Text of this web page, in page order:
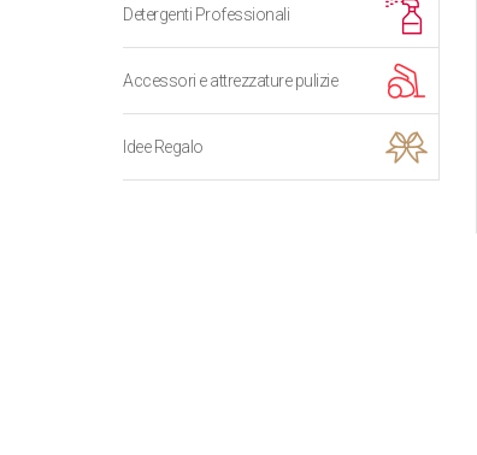
Detergenti Professionali
Accessori e attrezzature pulizie
Idee Regalo